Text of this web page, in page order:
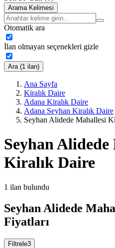
Arama Kelimesi
Otomatik ara
İlan olmayan seçenekleri gizle
Ara (1 ilan)
Ana Sayfa
Kiralık Daire
Adana Kiralık Daire
Adana Seyhan Kiralık Daire
Seyhan Alidede Mahallesi
Seyhan
Kiralık Daire
1 ilan bulundu
Seyhan Alidede
Fiyatları
Filtrele3